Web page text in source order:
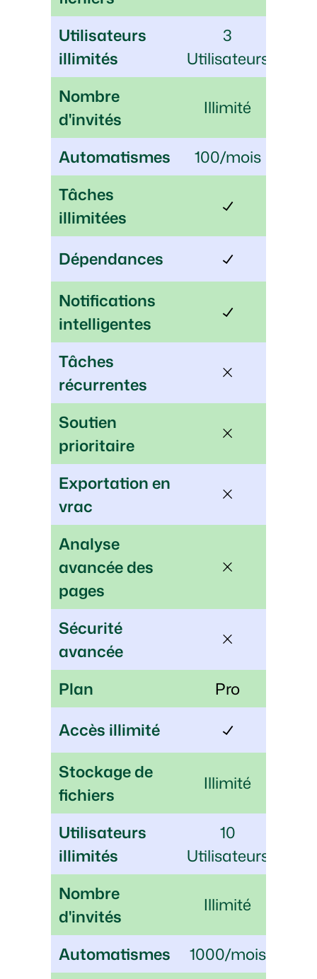
Utilisateurs
illimités
3
Utilisateurs
Nombre
d'invités
Illimité
Automatismes
100/mois
Tâches
illimitées
Dépendances
Notifications
intelligentes
Tâches
récurrentes
Soutien
prioritaire
Exportation en
vrac
Analyse
avancée des
pages
Sécurité
avancée
Plan
Pro
Accès illimité
Stockage de
fichiers
Illimité
Utilisateurs
illimités
10
Utilisateurs
Nombre
d'invités
Illimité
Automatismes
1000/mois